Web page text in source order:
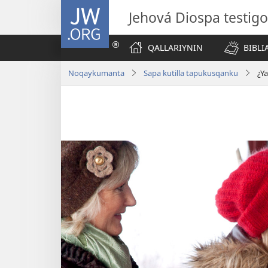
JW.ORG
Jehová Diospa
QALLARIYNIN
Noqaykumanta Sapa kutilla tapukusqanku